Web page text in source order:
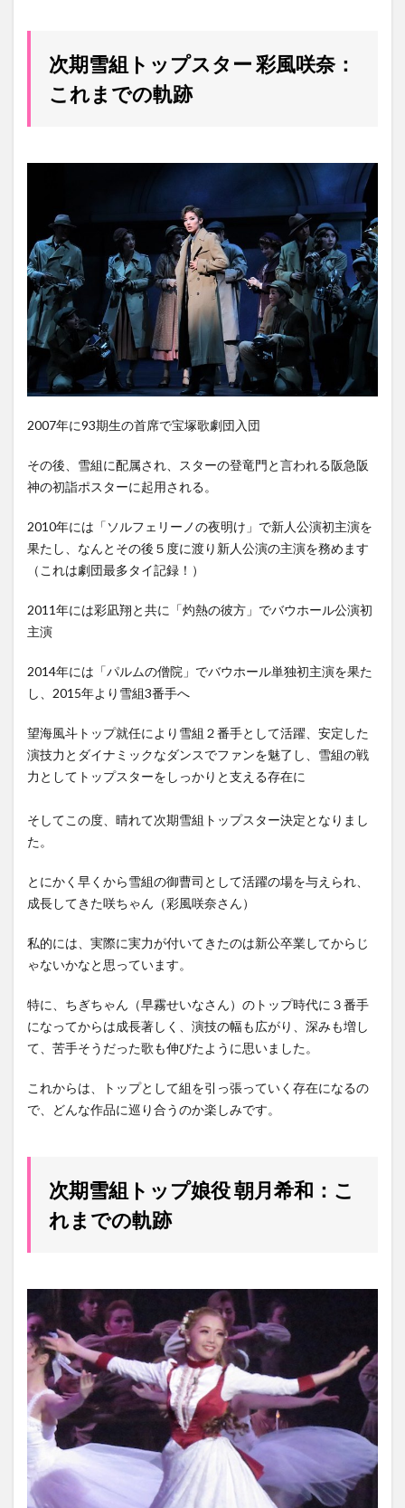
次期雪組トップスター 彩風咲奈：
これまでの軌跡
2007年に93期生の首席で宝塚歌劇団入団
その後、雪組に配属され、スターの登竜門と言われる阪急阪
神の初詣ポスターに起用される。
2010年には「ソルフェリーノの夜明け」で新人公演初主演を
果たし、なんとその後５度に渡り新人公演の主演を務めます
（これは劇団最多タイ記録！）
2011年には彩凪翔と共に「灼熱の彼方」でバウホール公演初
主演
2014年には「パルムの僧院」でバウホール単独初主演を果た
し、2015年より雪組3番手へ
望海風斗トップ就任により雪組２番手として活躍、安定した
演技力とダイナミックなダンスでファンを魅了し、雪組の戦
力としてトップスターをしっかりと支える存在に
そしてこの度、晴れて次期雪組トップスター決定となりまし
た。
とにかく早くから雪組の御曹司として活躍の場を与えられ、
成長してきた咲ちゃん（彩風咲奈さん）
私的には、実際に実力が付いてきたのは新公卒業してからじ
ゃないかなと思っています。
特に、ちぎちゃん（早霧せいなさん）のトップ時代に３番手
になってからは成長著しく、演技の幅も広がり、深みも増し
て、苦手そうだった歌も伸びたように思いました。
これからは、トップとして組を引っ張っていく存在になるの
で、どんな作品に巡り合うのか楽しみです。
次期雪組トップ娘役 朝月希和：こ
れまでの軌跡